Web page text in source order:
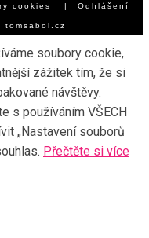
cookies | Odhlášení
tomsabol.cz
soubory cookie,
zážitek tím, že si
návštěvy.
s používáním VŠECH
„Nastavení souborů
Přečtěte si více